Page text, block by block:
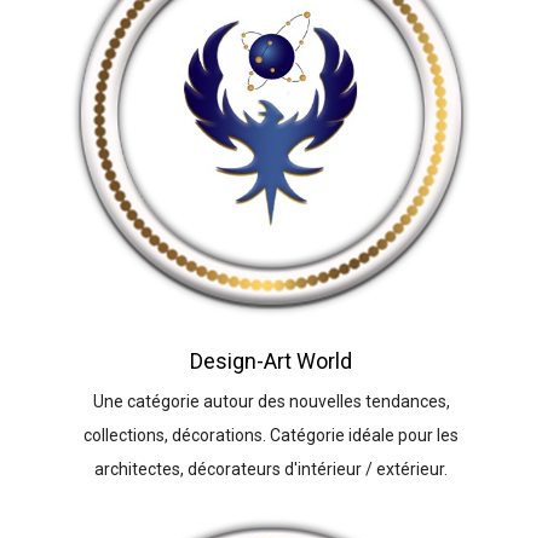
Design-Art World
Une catégorie autour des nouvelles tendances,
collections, décorations. Catégorie idéale pour les
architectes, décorateurs d'intérieur / extérieur.